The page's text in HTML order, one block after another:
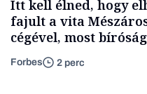
Itt kell élned, hogy
fajult a vita
cégével, most
Forbes 2 perc